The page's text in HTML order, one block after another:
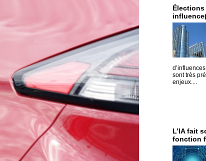
sont très
enjeux....
L’IA fait
fonction